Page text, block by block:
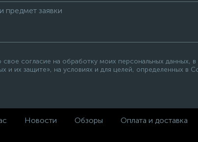
согласие на обработку моих персональных данных, в
их защите», на условиях и для целей, определенных в
Новости Обзоры Оплата и доставка